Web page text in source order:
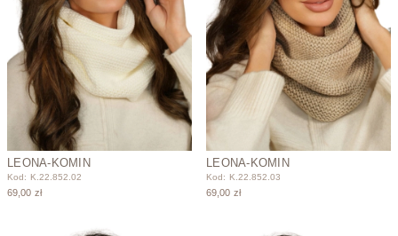
LEONA-KOMIN
Kod: K.22.852.02
69,00 zł
LEONA-KOMIN
Kod: K.22.852.03
69,00 zł